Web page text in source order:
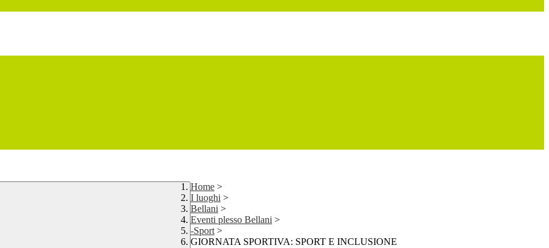
Home >
I luoghi >
Bellani >
Eventi plesso Bellani >
-Sport >
GIORNATA SPORTIVA: SPORT E INCLUSIONE